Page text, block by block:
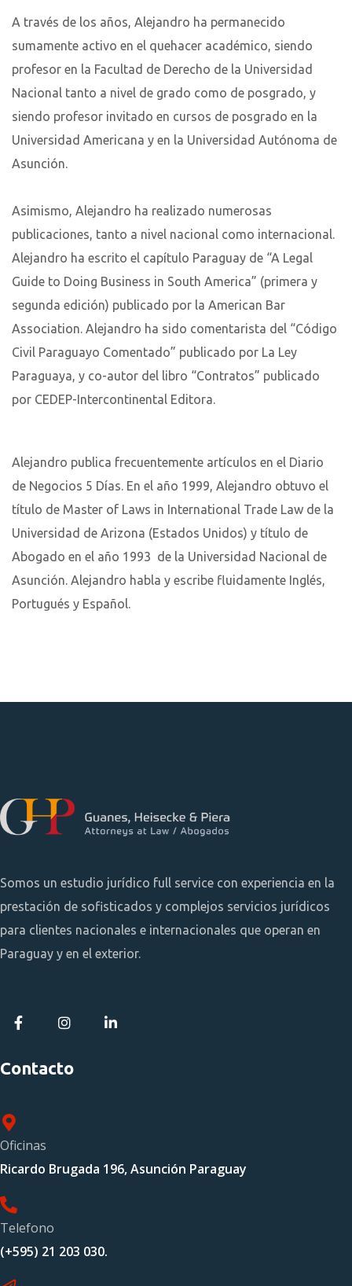
A través de los años, Alejandro ha permanecido
sumamente activo en el quehacer académico, siendo
profesor en la Facultad de Derecho de la Universidad
Nacional tanto a nivel de grado como de posgrado, y
siendo profesor invitado en cursos de posgrado en la
Universidad Americana y en la Universidad Autónoma de
Asunción.
Asimismo, Alejandro ha realizado numerosas
publicaciones, tanto a nivel nacional como internacional.
Alejandro ha escrito el capítulo Paraguay de “A Legal
Guide to Doing Business in South America” (primera y
segunda edición) publicado por la American Bar
Association. Alejandro ha sido comentarista del “Código
Civil Paraguayo Comentado” publicado por La Ley
Paraguaya, y co-autor del libro “Contratos” publicado
por CEDEP-Intercontinental Editora.
Alejandro publica frecuentemente artículos en el Diario
de Negocios 5 Días. En el año 1999, Alejandro obtuvo el
título de Master of Laws in International Trade Law de la
Universidad de Arizona (Estados Unidos) y título de
Abogado en el año 1993 de la Universidad Nacional de
Asunción. Alejandro habla y escribe fluidamente Inglés,
Portugués y Español.
Somos un estudio jurídico full service con experiencia en la
prestación de sofisticados y complejos servicios jurídicos
para clientes nacionales e internacionales que operan en
Paraguay y en el exterior.
Contacto
Oficinas
Ricardo Brugada 196, Asunción Paraguay
Telefono
(+595) 21 203 030.